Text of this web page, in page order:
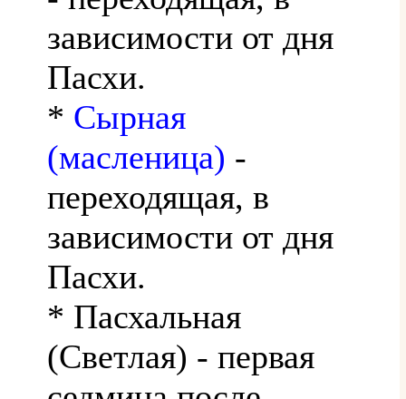
зависимости от дня
Пасхи.
* Сырная
(масленица) -
переходящая, в
зависимости от дня
Пасхи.
* Пасхальная
(Светлая) - первая